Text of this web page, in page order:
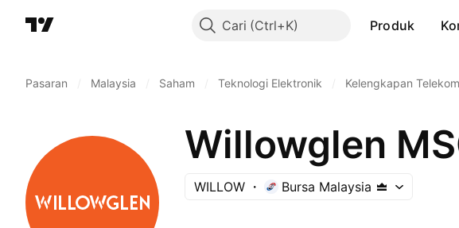
Cari Produk
Pasaran Malaysia Saham Teknologi Elektronik Kelengkapan
Willowglen
WILLOW Bursa Malaysia